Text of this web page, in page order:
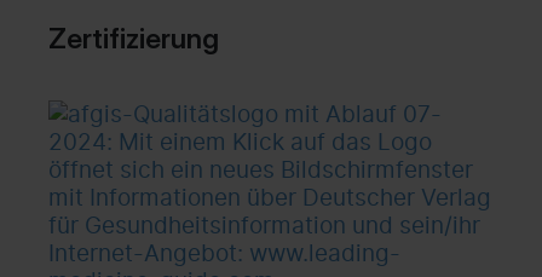
Zertifizierung